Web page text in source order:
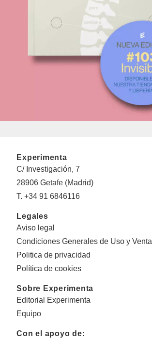
Experimenta
C/ Investigación, 7
28906 Getafe (Madrid)
T. +34 91 6846116
Legales
Aviso legal
Condiciones Generales de Uso y Venta
Politica de privacidad
Política de cookies
Sobre Experimenta
Editorial Experimenta
Equipo
Con el apoyo de: